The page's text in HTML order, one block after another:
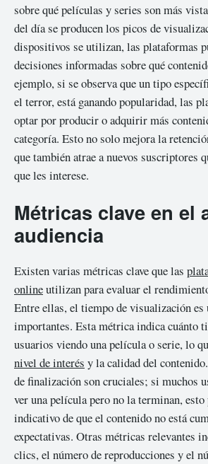
sobre qué películas y series son más
del día se producen los picos de
dispositivos se utilizan, las plataformas
decisiones informadas sobre qué
ejemplo, si se observa que un tipo
el terror, está ganando popularidad, las
optar por producir o adquirir más
categoría. Esto no solo mejora la
que también atrae a nuevos suscriptores
que les interese.
Métricas clave en el
audiencia
Existen varias métricas clave que las
onlineutilizan para evaluar el
Entre ellas, el tiempo de visualización es
importantes. Esta métrica indica cuánto
usuarios viendo una película o serie, lo
nivel de interés y la calidad del
de finalización son cruciales; si muchos
ver una película pero no la terminan, esto
indicativo de que el contenido no está
expectativas. Otras métricas relevantes
clics, el número de reproducciones y el